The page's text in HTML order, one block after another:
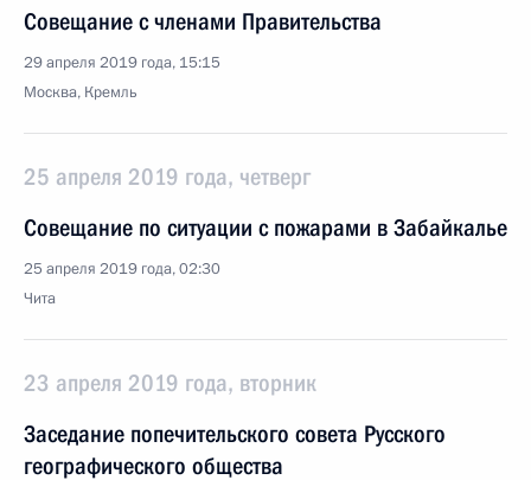
Совещание с членами Правительства
29 апреля 2019 года, 15:15
Москва, Кремль
25 апреля 2019 года, четверг
Совещание по ситуации с пожарами в Забайкалье
25 апреля 2019 года, 02:30
Чита
23 апреля 2019 года, вторник
Заседание попечительского совета Русского
географического общества